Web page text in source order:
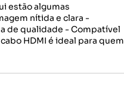
estão algumas
nítida e clara -
de qualidade - Compatível
HDMI é ideal para quem